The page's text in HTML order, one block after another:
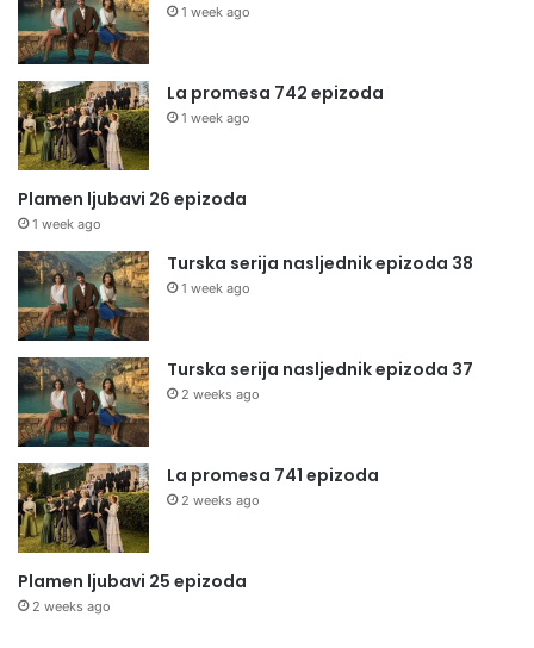
1 week ago
La promesa 742 epizoda
1 week ago
Plamen ljubavi 26 epizoda
1 week ago
Turska serija nasljednik epizoda 38
1 week ago
Turska serija nasljednik epizoda 37
2 weeks ago
La promesa 741 epizoda
2 weeks ago
Plamen ljubavi 25 epizoda
2 weeks ago